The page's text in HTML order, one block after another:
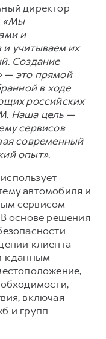
директор
«Мы
и
учитываем их
Создание
— это прямой
в ходе
российских
Наша цель —
сервисов
современный
опыт».
автомобиля и
сервисом
основе решения
клиента
к данным
включая
и групп